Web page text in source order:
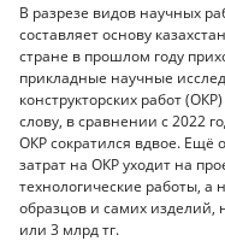
В разрезе видов научных
составляет основу
стране в прошлом году
прикладные научные
конструкторских работ
слову, в сравнении с 2022
ОКР сократился вдвое. Ещё
затрат на ОКР уходит на
технологические работы, а
образцов и самих
или 3 млрд тг.